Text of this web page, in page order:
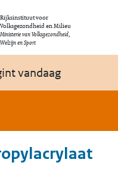
Rijksinstituut voor
Volksgezondheid en Milieu
Ministerie van Volksgezondheid,
Welzijn en Sport
vandaag